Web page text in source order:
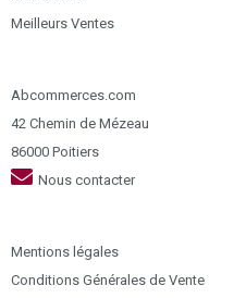
Meilleurs Ventes
Abcommerces.com
42 Chemin de Mézeau
86000 Poitiers
Nous contacter
Mentions légales
Conditions Générales de Vente